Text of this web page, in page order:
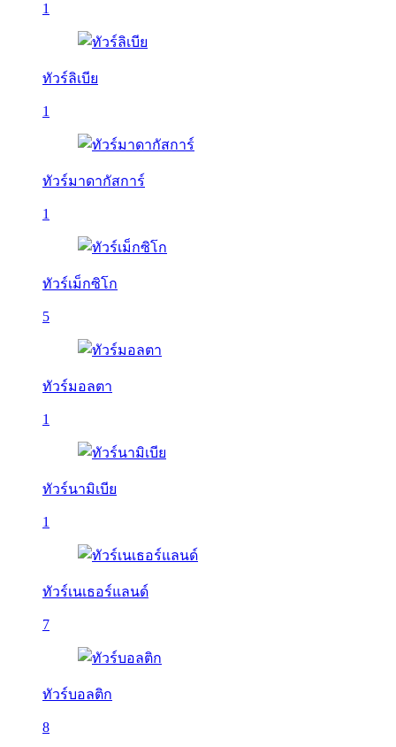
1
ทัวร์ลิเบีย
1
ทัวร์มาดากัสการ์
1
ทัวร์เม็กซิโก
5
ทัวร์มอลตา
1
ทัวร์นามิเบีย
1
ทัวร์เนเธอร์แลนด์
7
ทัวร์บอลติก
8